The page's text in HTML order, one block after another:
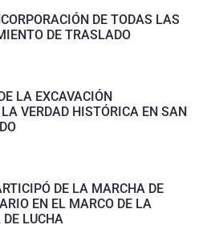
DE TODAS LAS
DE TRASLADO
LA EXCAVACIÓN
VERDAD HISTÓRICA EN SAN
DE LA MARCHA DE
EN EL MARCO DE LA
LUCHA